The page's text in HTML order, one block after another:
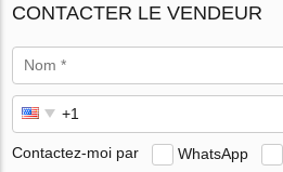
CONTACTER LE VENDEUR
Contactez-moi par WhatsApp